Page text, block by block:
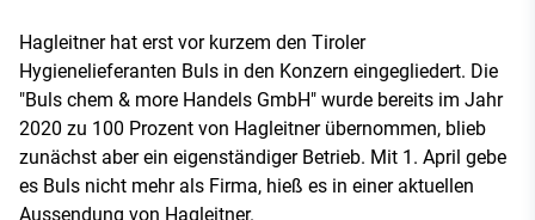
Hagleitner hat erst vor kurzem den Tiroler
Hygienelieferanten Buls in den Konzern eingegliedert. Die
"Buls chem & more Handels GmbH" wurde bereits im Jahr
2020 zu 100 Prozent von Hagleitner übernommen, blieb
zunächst aber ein eigenständiger Betrieb. Mit 1. April gebe
es Buls nicht mehr als Firma, hieß es in einer aktuellen
Aussendung von Hagleitner.